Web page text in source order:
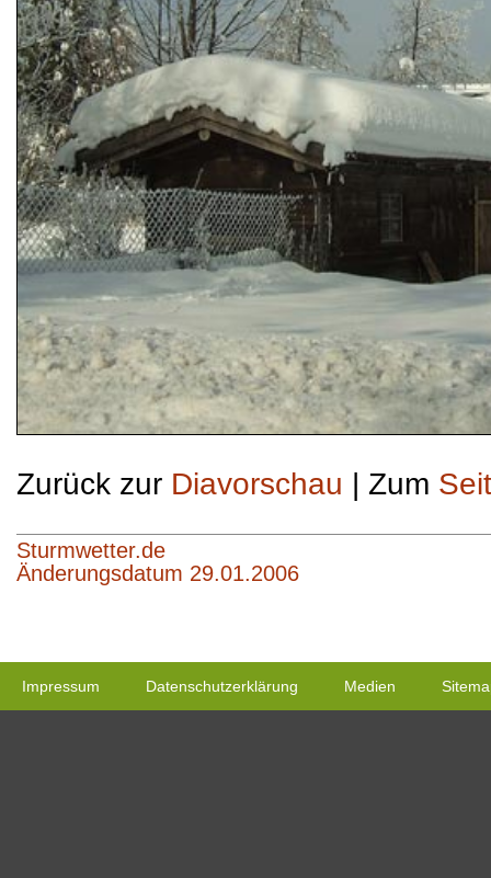
Zurück zur Diavorschau | Zum
Sturmwetter.de
Änderungsdatum 29.01.2006
Impressum Datenschutzerklärung Medien